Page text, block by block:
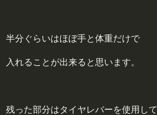
半分ぐらいはほぼ手と体重だけで
入れることが出来ると思います。
残った部分はタイヤレバーを使用して